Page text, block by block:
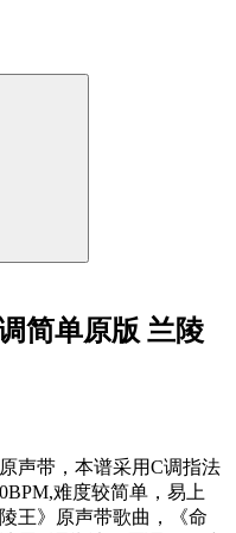
简单原版 兰陵
声带，本谱采用C调指法
难度较简单，易上
王》原声带歌曲，《命